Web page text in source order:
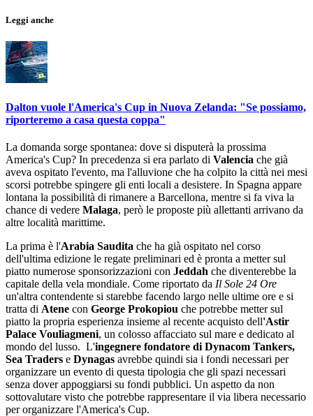
Leggi anche
Dalton vuole l'America's Cup in Nuova Zelanda: "Se possiamo,
riporteremo a casa questa coppa"
La domanda sorge spontanea: dove si disputerà la prossima
America's Cup? In precedenza si era parlato di Valencia che già
aveva ospitato l'evento, ma l'alluvione che ha colpito la città nei mesi
scorsi potrebbe spingere gli enti locali a desistere. In Spagna appare
lontana la possibilità di rimanere a Barcellona, mentre si fa viva la
chance di vedere Malaga, però le proposte più allettanti arrivano da
altre località marittime.
La prima è l'Arabia Saudita che ha già ospitato nel corso
dell'ultima edizione le regate preliminari ed è pronta a metter sul
piatto numerose sponsorizzazioni con Jeddah che diventerebbe la
capitale della vela mondiale. Come riportato da Il Sole 24 Ore
un'altra contendente si starebbe facendo largo nelle ultime ore e si
tratta di Atene con George Prokopiou che potrebbe metter sul
piatto la propria esperienza insieme al recente acquisto dell'Astir
Palace Vouliagmeni, un colosso affacciato sul mare e dedicato al
mondo del lusso. L'ingegnere fondatore di Dynacom Tankers,
Sea Traders e Dynagas avrebbe quindi sia i fondi necessari per
organizzare un evento di questa tipologia che gli spazi necessari
senza dover appoggiarsi su fondi pubblici. Un aspetto da non
sottovalutare visto che potrebbe rappresentare il via libera necessario
per organizzare l'America's Cup.